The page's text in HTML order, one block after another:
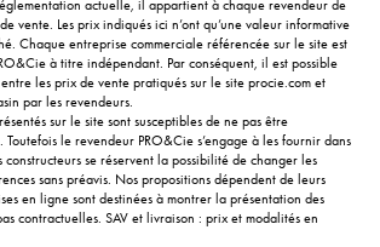
actuelle, il appartient à chaque revendeur de
vente. Les prix indiqués ici n’ont qu’une valeur informative
Chaque entreprise commerciale référencée sur le site est
à titre indépendant. Par conséquent, il est possible
les prix de vente pratiqués sur le site procie.com et
par les revendeurs.
sur le site sont susceptibles de ne pas être
Toutefois le revendeur PRO&Cie s’engage à les fournir dans
constructeurs se réservent la possibilité de changer les
sans préavis. Nos propositions dépendent de leurs
en ligne sont destinées à montrer la présentation des
contractuelles. SAV et livraison : prix et modalités en